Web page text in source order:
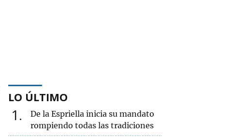
LO ÚLTIMO
1
De la Espriella inicia su mandato
rompiendo todas las tradiciones